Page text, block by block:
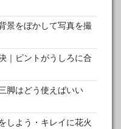
景をぼかして写真を撮
｜ピントがうしろに合
脚はどう使えばいい
しよう・キレイに花火